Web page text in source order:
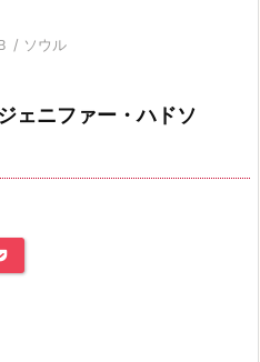
/ ソウル
ェニファー・ハドソ